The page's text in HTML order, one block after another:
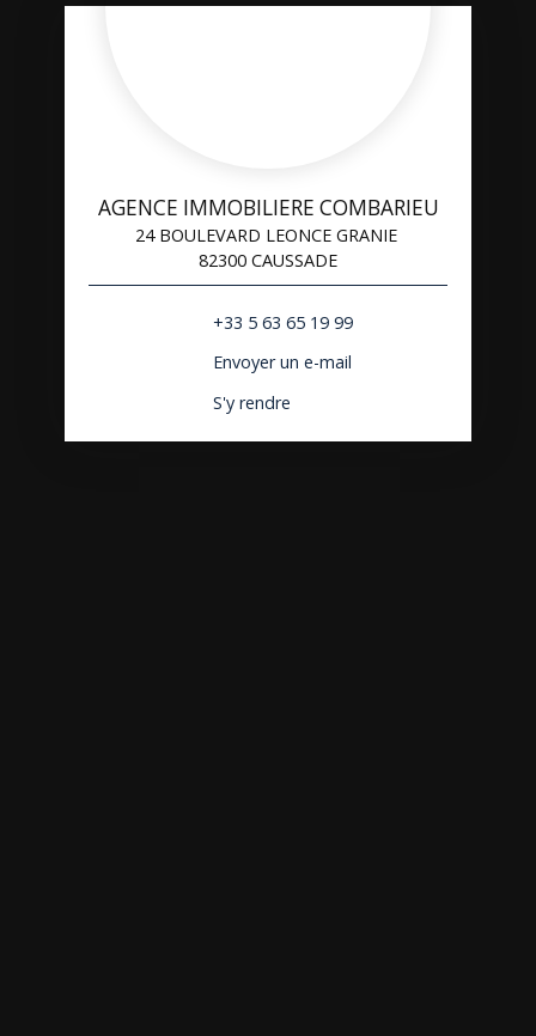
AGENCE IMMOBILIERE COMBARIEU
24 BOULEVARD LEONCE GRANIE
82300 CAUSSADE
+33 5 63 65 19 99
Envoyer un e-mail
S'y rendre